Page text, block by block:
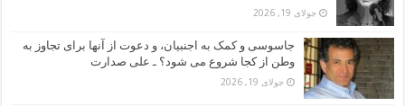
جولای 19, 2026
جاسوسی و کمک به اجنبیان، و دعوت از آنها برای تجاوز به
وطن از کجا شروع می شود؟ ـ علی صدارت
جولای 19, 2026